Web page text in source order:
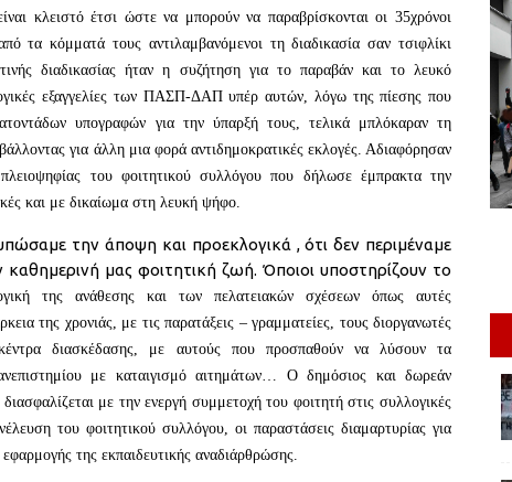
κλειστό έτσι ώστε να μπορούν να παραβρίσκονται οι 35χρόνοι
τα κόμματά τους αντιλαμβανόμενοι τη διαδικασία σαν τσιφλίκι
διαδικασίας ήταν η συζήτηση για το παραβάν και το λευκό
εξαγγελίες των ΠΑΣΠ-ΔΑΠ υπέρ αυτών, λόγω της πίεσης που
υπογραφών για την ύπαρξή τους, τελικά μπλόκαραν τη
για άλλη μια φορά αντιδημοκρατικές εκλογές. Αδιαφόρησαν
του φοιτητικού συλλόγου που δήλωσε έμπρακτα την
και με δικαίωμα στη λευκή ψήφο.
την άποψη και προεκλογικά , ότι δεν περιμέναμε
μας φοιτητική ζωή. Όποιοι υποστηρίζουν το
της ανάθεσης και των πελατειακών σχέσεων όπως αυτές
της χρονιάς, με τις παρατάξεις – γραμματείες, τους διοργανωτές
διασκέδασης, με αυτούς που προσπαθούν να λύσουν τα
με καταιγισμό αιτημάτων… Ο δημόσιος και δωρεάν
με την ενεργή συμμετοχή του φοιτητή στις συλλογικές
του φοιτητικού συλλόγου, οι παραστάσεις διαμαρτυρίας για
της εκπαιδευτικής αναδιάρθρώσης.